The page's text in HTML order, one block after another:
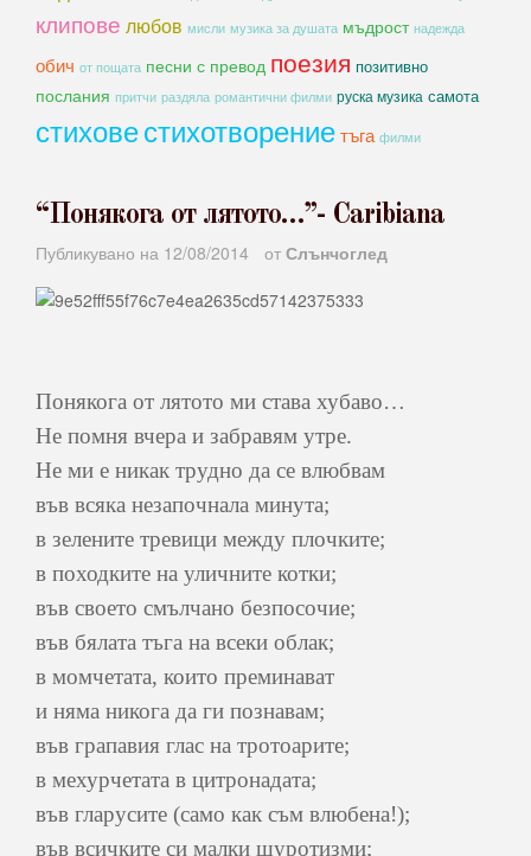
клипове любов мисли музика за душата мъдрост надежда
обич от пощата песни с превод поезия позитивно
послания притчи раздяла романтични филми руска музика самота
стиховестихотворениетъга филми
“Понякога от лятото…”- Caribiana
Публикувано на 12/08/2014 от Слънчоглед
Понякога от лятото ми става хубаво…
Не помня вчера и забравям утре.
Не ми е никак трудно да се влюбвам
във всяка незапочнала минута;
в зелените тревици между плочките;
в походките на уличните котки;
във своето смълчано безпосочие;
във бялата тъга на всеки облак;
в момчетата, които преминават
и няма никога да ги познавам;
във грапавия глас на тротоарите;
в мехурчетата в цитронадата;
във гларусите (само как съм влюбена!);
във всичките си малки щуротизми;